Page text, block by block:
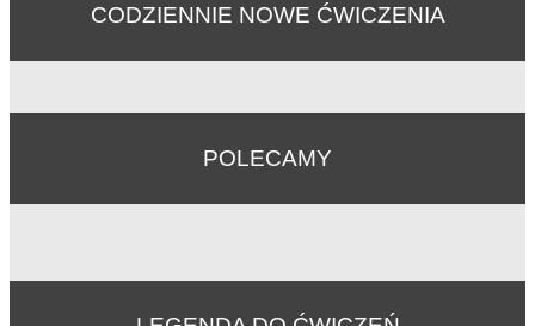
CODZIENNIE NOWE ĆWICZENIA
POLECAMY